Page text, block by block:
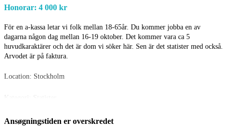
Honorar: 4 000 kr
För en a-kassa letar vi folk mellan 18-65år. Du kommer jobba en av
dagarna någon dag mellan 16-19 oktober. Det kommer vara ca 5
huvudkaraktärer och det är dom vi söker här. Sen är det statister med också.
Arvodet är på faktura.
Location: Stockholm
Kategori: Statister
Alder: 18 - 65 år
Ansøgningstiden er overskredet